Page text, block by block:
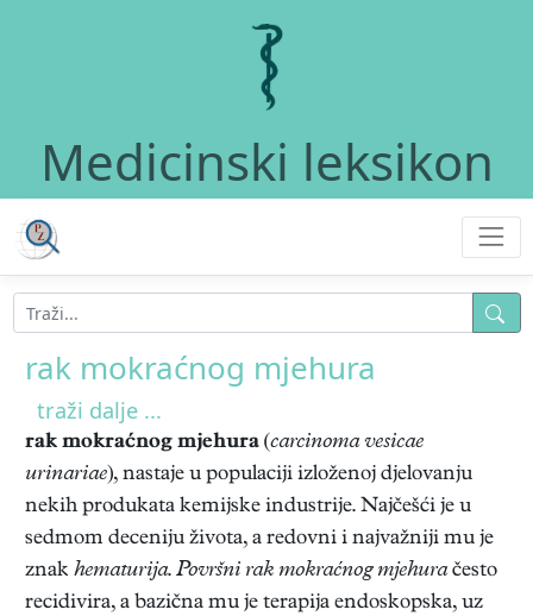
Medicinski leksikon
rak mokraćnog mjehura
traži dalje ...
rak mokraćnog mjehura (carcinoma vesicae
urinariae), nastaje u populaciji izloženoj djelovanju
nekih produkata kemijske industrije. Najčešći je u
sedmom deceniju života, a redovni i najvažniji mu je
znak hematurija. Površni rak mokraćnog mjehuračesto
recidivira, a bazična mu je terapija endoskopska, uz